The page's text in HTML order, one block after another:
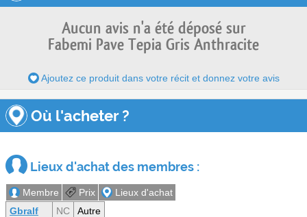
Aucun avis n'a été déposé sur
Fabemi Pave Tepia Gris Anthracite
Ajoutez ce produit dans votre récit et donnez votre avis
Où l'acheter ?
Lieux d'achat des membres :
Membre Prix
Lieux d'achat
Gbralf
NC Autre